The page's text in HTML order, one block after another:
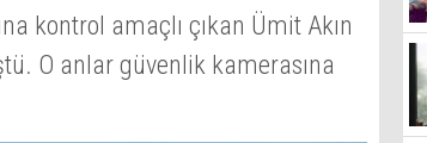
kontrol amaçlı çıkan Ümit Akın
O anlar güvenlik kamerasına